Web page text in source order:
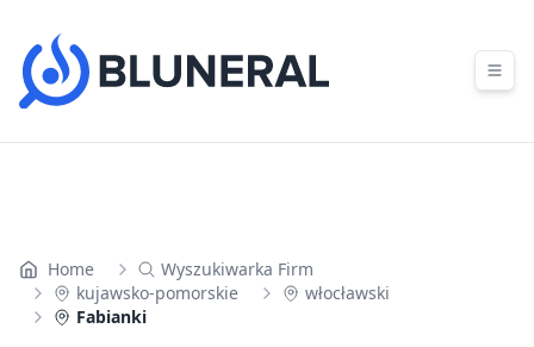
Home
Wyszukiwarka Firm
kujawsko-pomorskie
włocławski
Fabianki